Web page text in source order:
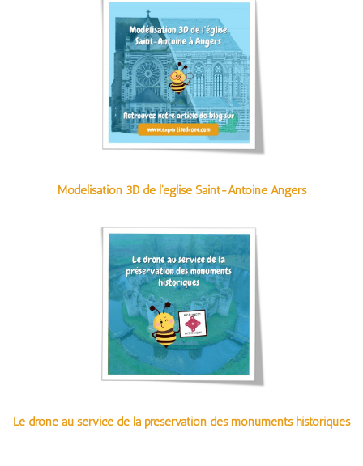
Modélisation 3D de l'église Saint-Antoine Angers
Le drone au service de la préservation des monuments historiques